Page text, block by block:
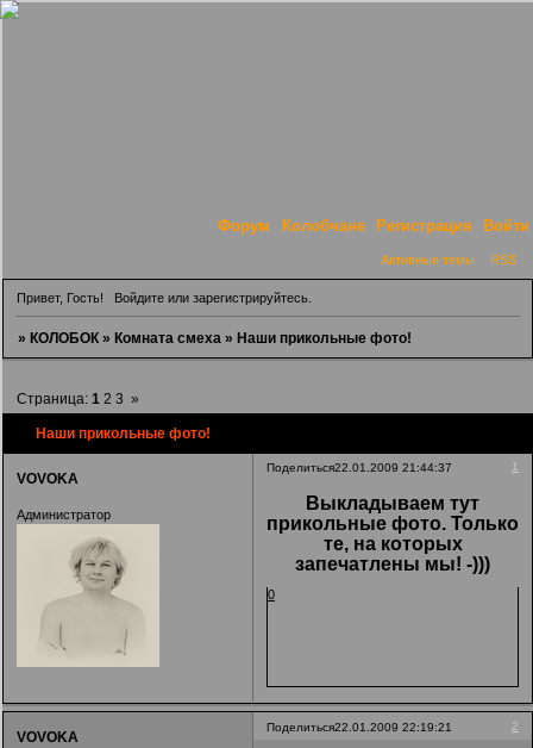
Форум Колобчане Регистрация Войти
Активные темы RSS
Привет, Гость! Войдитеили зарегистрируйтесь.
»КОЛОБОК »Комната смеха »Наши прикольные фото!
Наши прикольные фото!
Страница:1 2 3 »
Поделиться 1
22.01.2009 21:44:37
VOVOKA
Администратор
Выкладываем тут
прикольные фото. Только
те, на которых
запечатлены мы! -)))
0
Поделиться 2
22.01.2009 22:19:21
VOVOKA